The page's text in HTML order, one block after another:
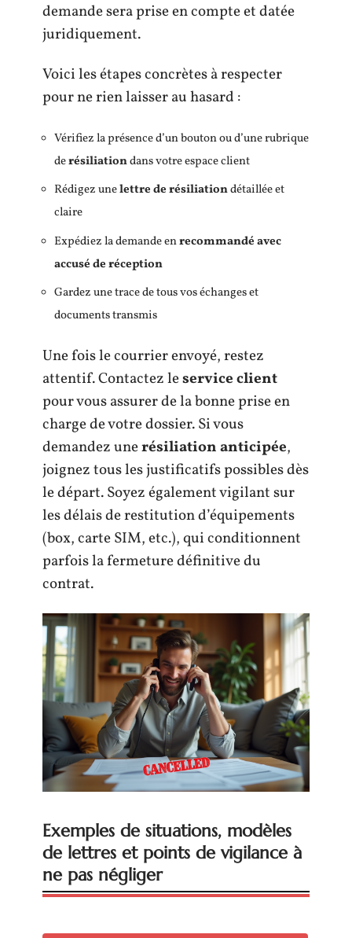
demande sera prise en compte et datée
juridiquement.
Voici les étapes concrètes à respecter
pour ne rien laisser au hasard :
Vérifiez la présence d’un bouton ou d’une rubrique
derésiliationdans votre espace client
Rédigez unelettre de résiliationdétaillée et
claire
Expédiez la demande enrecommandé avec
accusé de réception
Gardez une trace de tous vos échanges et
documents transmis
Une fois le courrier envoyé, restez
attentif. Contactez leservice client
pour vous assurer de la bonne prise en
charge de votre dossier. Si vous
demandez unerésiliation anticipée,
joignez tous les justificatifs possibles dès
le départ. Soyez également vigilant sur
les délais de restitution d’équipements
(box, carte SIM, etc.), qui conditionnent
parfois la fermeture définitive du
contrat.
Exemples de situations, modèles
de lettres et points de vigilance à
ne pas négliger